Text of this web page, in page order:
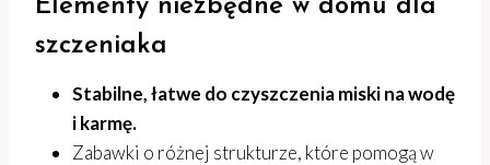
Elementy niezbędne w domu dla
szczeniaka
Stabilne, łatwe do czyszczenia miski na wodę
i karmę.
Zabawki o różnej strukturze, które pomogą w